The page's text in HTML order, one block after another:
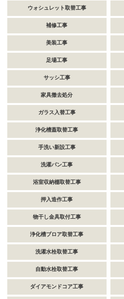
ウォシュレット取替工事
補修工事
美装工事
足場工事
サッシ工事
家具撤去処分
ガラス入替工事
浄化槽蓋取替工事
手洗い新設工事
洗濯パン工事
浴室収納棚取替工事
押入造作工事
物干し金具取付工事
浄化槽ブロア取替工事
洗濯水栓取替工事
自動水栓取替工事
ダイアモンドコア工事